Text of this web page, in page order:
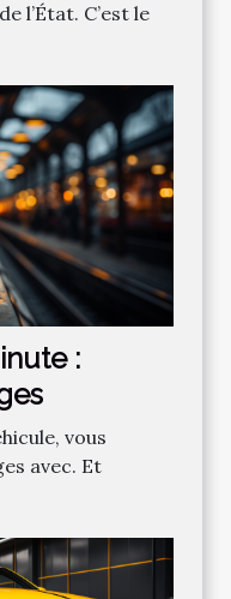
l’État. C’est le
:
vous
avec. Et